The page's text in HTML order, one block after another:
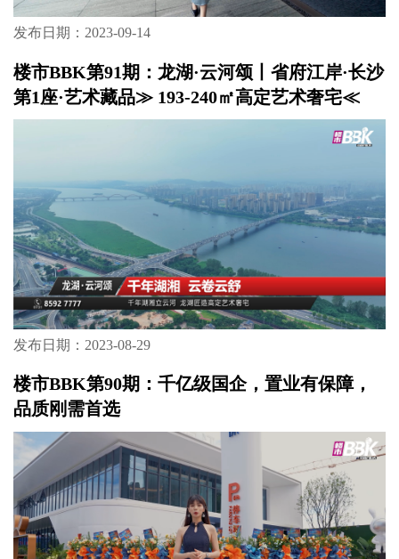
发布日期：2023-09-14
楼市BBK第91期：龙湖·云河颂丨省府江岸·长沙
第1座·艺术藏品≫ 193-240㎡高定艺术奢宅≪
发布日期：2023-08-29
楼市BBK第90期：千亿级国企，置业有保障，
品质刚需首选